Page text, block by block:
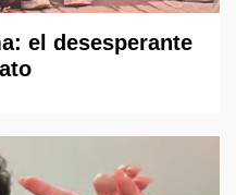
el desesperante